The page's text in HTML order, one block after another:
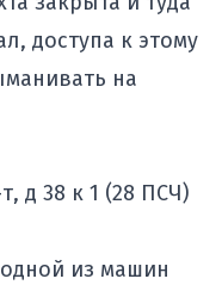
доступа к этому
на
д 38 к 1 (28 ПСЧ)
из машин